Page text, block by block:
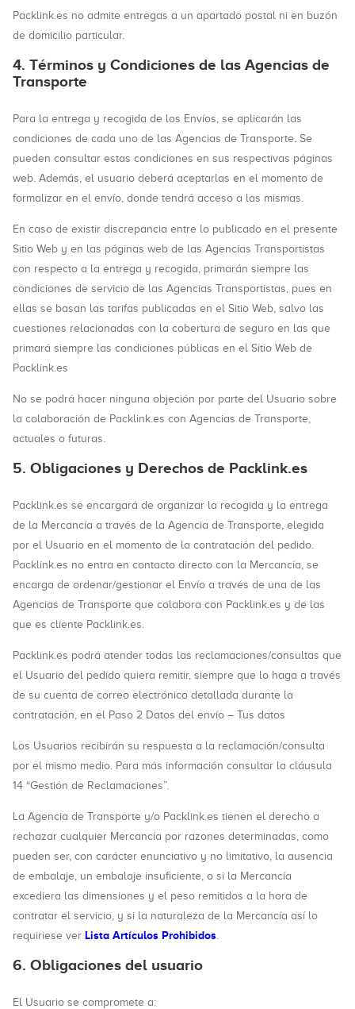
Packlink.es no admite entregas a un apartado postal ni en buzón
de domicilio particular.
4. Términos y Condiciones de las Agencias de
Transporte
Para la entrega y recogida de los Envíos, se aplicarán las
condiciones de cada uno de las Agencias de Transporte. Se
pueden consultar estas condiciones en sus respectivas páginas
web. Además, el usuario deberá aceptarlas en el momento de
formalizar en el envío, donde tendrá acceso a las mismas.
En caso de existir discrepancia entre lo publicado en el presente
Sitio Web y en las páginas web de las Agencias Transportistas
con respecto a la entrega y recogida, primarán siempre las
condiciones de servicio de las Agencias Transportistas, pues en
ellas se basan las tarifas publicadas en el Sitio Web, salvo las
cuestiones relacionadas con la cobertura de seguro en las que
primará siempre las condiciones públicas en el Sitio Web de
Packlink.es
No se podrá hacer ninguna objeción por parte del Usuario sobre
la colaboración de Packlink.es con Agencias de Transporte,
actuales o futuras.
5. Obligaciones y Derechos de Packlink.es
Packlink.es se encargará de organizar la recogida y la entrega
de la Mercancía a través de la Agencia de Transporte, elegida
por el Usuario en el momento de la contratación del pedido.
Packlink.es no entra en contacto directo con la Mercancía, se
encarga de ordenar/gestionar el Envío a través de una de las
Agencias de Transporte que colabora con Packlink.es y de las
que es cliente Packlink.es.
Packlink.es podrá atender todas las reclamaciones/consultas que
el Usuario del pedido quiera remitir, siempre que lo haga a través
de su cuenta de correo electrónico detallada durante la
contratación, en el Paso 2 Datos del envío – Tus datos
Los Usuarios recibirán su respuesta a la reclamación/consulta
por el mismo medio. Para más información consultar la cláusula
14 “Gestión de Reclamaciones”.
La Agencia de Transporte y/o Packlink.es tienen el derecho a
rechazar cualquier Mercancía por razones determinadas, como
pueden ser, con carácter enunciativo y no limitativo, la ausencia
de embalaje, un embalaje insuficiente, o si la Mercancía
excediera las dimensiones y el peso remitidos a la hora de
contratar el servicio, y si la naturaleza de la Mercancía así lo
requiriese ver Lista Artículos Prohibidos.
6. Obligaciones del usuario
El Usuario se compromete a: